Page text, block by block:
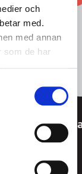
och
med.
med annan
som de har
Hallon
Dosa